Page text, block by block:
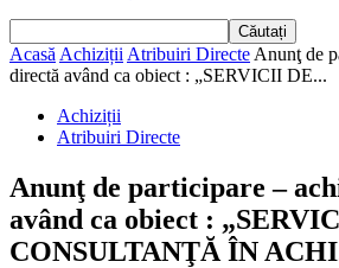
Acasă Achiziții Atribuiri Directe Anunţ de
directă având ca obiect : „SERVICII DE...
Achiziții
Atribuiri Directe
Anunţ de participare –
având ca obiect :
CONSULTANŢĂ ÎN